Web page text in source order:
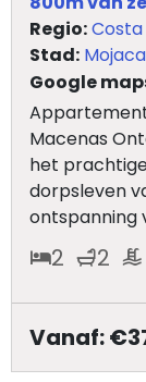
ons
Ons
team
Ons
kantoor
werkwijze
Contacteer
Regio:
Stad:
Google
Macenas
het
dorpsleven
ontspanning
2 2
Vanaf: